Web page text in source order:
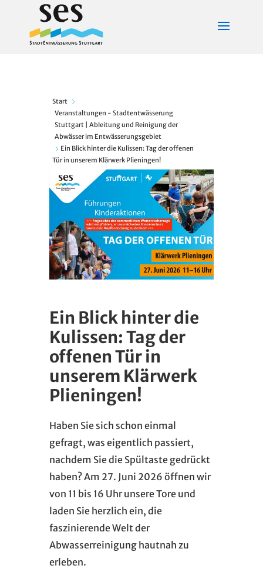
Start
Veranstaltungen - Stadtentwässerung
Stuttgart | Ableitung und Reinigung der
Abwässer im Entwässerungsgebiet
Ein Blick hinter die Kulissen: Tag der offenen
Tür in unserem Klärwerk Plieningen!
Ein Blick hinter die
Kulissen: Tag der
offenen Tür in
unserem Klärwerk
Plieningen!
Haben Sie sich schon einmal
gefragt, was eigentlich passiert,
nachdem Sie die Spültaste gedrückt
haben? Am 27. Juni 2026 öffnen wir
von 11 bis 16 Uhr unsere Tore und
laden Sie herzlich ein, die
faszinierende Welt der
Abwasserreinigung hautnah zu
erleben.